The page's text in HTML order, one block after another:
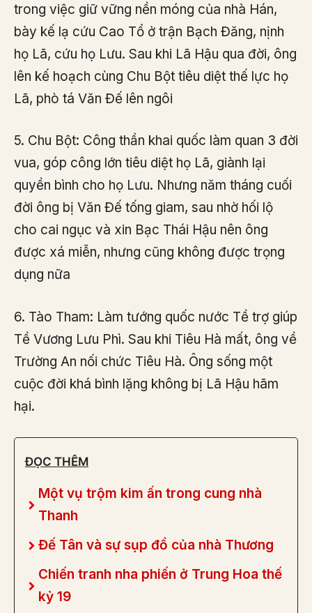
trong việc giữ vững nền móng của nhà Hán,
bày kế lạ cứu Cao Tổ ở trận Bạch Đăng, nịnh
họ Lã, cứu họ Lưu. Sau khi Lã Hậu qua đời, ông
lên kế hoạch cùng Chu Bột tiêu diệt thế lực họ
Lã, phò tá Văn Đế lên ngôi
5. Chu Bột: Công thần khai quốc làm quan 3 đời
vua, góp công lớn tiêu diệt họ Lã, giành lại
quyền bình cho họ Lưu. Nhưng năm tháng cuối
đời ông bị Văn Đế tống giam, sau nhờ hối lộ
cho cai ngục và xin Bạc Thái Hậu nên ông
được xá miễn, nhưng cũng không được trọng
dụng nữa
6. Tào Tham: Làm tướng quốc nước Tề trợ giúp
Tề Vương Lưu Phì. Sau khi Tiêu Hà mất, ông về
Trường An nối chức Tiêu Hà. Ông sống một
cuộc đời khá bình lặng không bị Lã Hậu hãm
hại.
ĐỌC THÊM
Một vụ trộm kim ấn trong cung nhà
Thanh
Đế Tân và sự sụp đổ của nhà Thương
Chiến tranh nha phiến ở Trung Hoa thế
kỷ 19